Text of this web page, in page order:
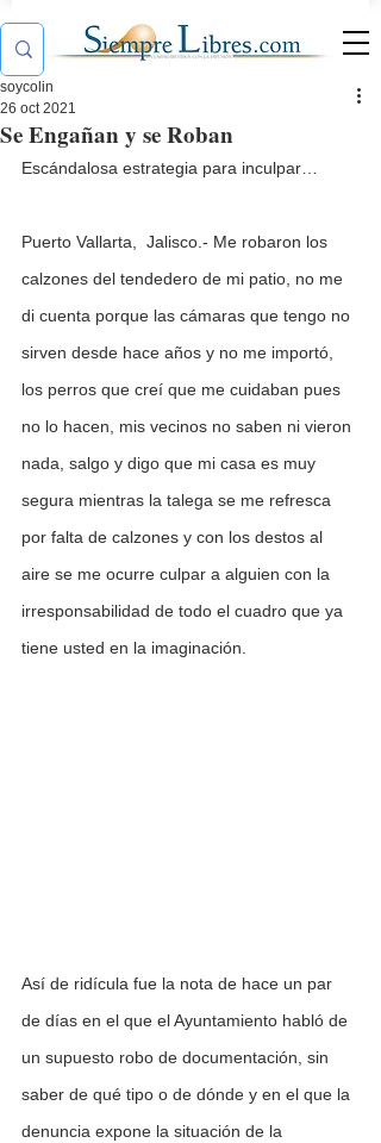
Se Engañan y se Roban
soycolin
26 oct 2021
Escándalosa estrategia para inculpar…
Puerto Vallarta,  Jalisco.- Me robaron los
calzones del tendedero de mi patio, no me
di cuenta porque las cámaras que tengo no
sirven desde hace años y no me importó,
los perros que creí que me cuidaban pues
no lo hacen, mis vecinos no saben ni vieron
nada, salgo y digo que mi casa es muy
segura mientras la talega se me refresca
por falta de calzones y con los destos al
aire se me ocurre culpar a alguien con la
irresponsabilidad de todo el cuadro que ya
tiene usted en la imaginación.
Así de ridícula fue la nota de hace un par
de días en el que el Ayuntamiento habló de
un supuesto robo de documentación, sin
saber de qué tipo o de dónde y en el que la
denuncia expone la situación de la